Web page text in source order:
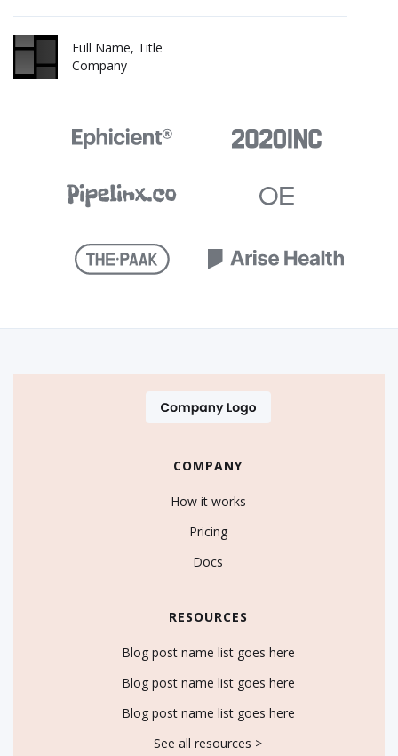
Full Name, Title
Company
COMPANY
How it works
Pricing
Docs
RESOURCES
Blog post name list goes here
Blog post name list goes here
Blog post name list goes here
See all resources >